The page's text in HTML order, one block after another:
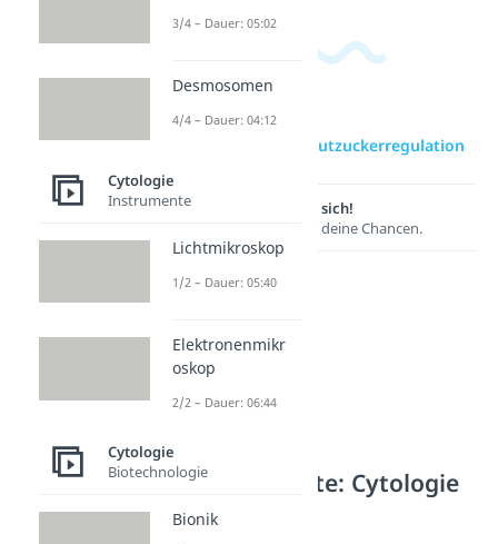
zur Videoseite: Blutzuckerregulation
Lernen lohnt sich!
Entdecke hier deine Chancen.
Weitere Inhalte: Cytologie
Stoffwechsel
3/4 – Dauer: 05:02
Desmosomen
4/4 – Dauer: 04:12
Cytologie
Instrumente
Lichtmikroskop
1/2 – Dauer: 05:40
Elektronenmikr
oskop
2/2 – Dauer: 06:44
Cytologie
Biotechnologie
Bionik